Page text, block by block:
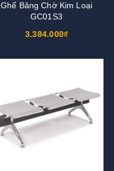
Ghế Băng Chờ Kim Loại
GC01S3
3.384.000₫